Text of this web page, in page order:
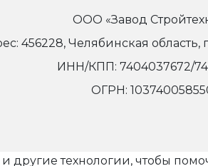
ООО «Завод
456228, Челябинская область,
ИНН/КПП: 7404037672/
ОГРН:
другие технологии, чтобы